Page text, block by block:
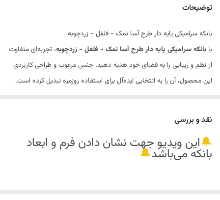
ابعاد
زیره چوبی دارد - پک کامل
قابل استفاده در ماکروویو و ماشین ظرفشویی
توضیحات
بانکه سرامیکی پایه دار طرح آسا نمک - فلفل - زردچوبه
با بانکه سرامیکی پایه دار طرح آسا نمک - فلفل - زردچوبه، تجربه‌ای متفاوت
از نظم و زیبایی را به فضای خود هدیه دهید. جنس مرغوب و طراحی کاربردی
این محصول، آن را به انتخابی ایده‌آل برای استفاده روزمره تبدیل کرده است.
کاربرد:آشپزخانه و پذیرایی
نقد و بررسی
🔔این ویدیو جهت نشان دادن فرم و ابعاد
بانکه می‌باشد🔔